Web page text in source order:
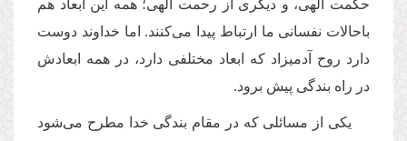
حکمت الهی،‌ و دیگری از رحمت الهی؛ همه این ابعاد هم
باحالات نفسانی ما ارتباط پیدا می‌كنند. اما خداوند دوست
دارد روح آدمیزاد که ابعاد مختلفی دارد، در همه ابعادش
در راه بندگی پیش برود.
یکی از مسائلی که در مقام بندگی خدا مطرح می‌شود